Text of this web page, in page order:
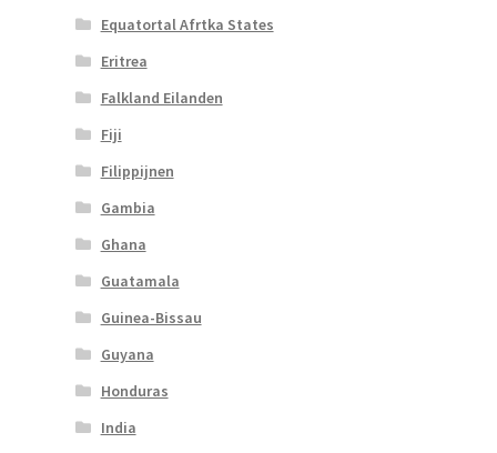
Equatortal Afrtka States
Eritrea
Falkland Eilanden
Fiji
Filippijnen
Gambia
Ghana
Guatamala
Guinea-Bissau
Guyana
Honduras
India